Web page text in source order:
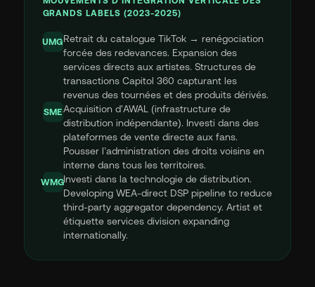
GRANDS LABELS (2023-2025)
UMGRetrait du catalogue TikTok → renégociation
forcée des redevances. Expansion des
services directs aux artistes. Structures de
transactions Capitol 360 capturant les
revenus des tournées et des produits dérivés.
SMEAcquisition d'AWAL (infrastructure de
distribution indépendante). Investi dans des
plateformes de vente directe aux fans.
Pousser l’administration des droits voisins en
interne dans tous les territoires.
WMGInvesti dans la technologie de distribution.
Developing WEA-direct DSP pipeline to reduce
third-party aggregator dependency. Artist et
étiquette services division expanding
internationally.